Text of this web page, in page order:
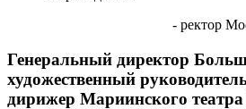
- ректор
Генеральный директор
художественный
дирижер Мариинского